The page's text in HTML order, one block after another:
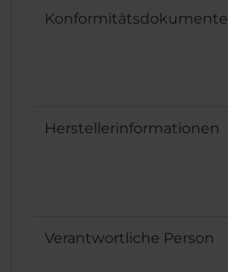
Konformitätsdokumente
Herstellerinformationen
Verantwortliche Person